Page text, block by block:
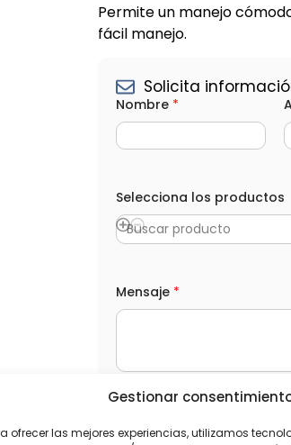
Gestionar
ofrecer las mejores experiencias, utilizamos
Permite un manejo
fácil manejo.
Solicita
Nombre *
Selecciona los productos
Buscar producto
l
o
o
u
t
Mensaje *
L
P
He leído y acepto la